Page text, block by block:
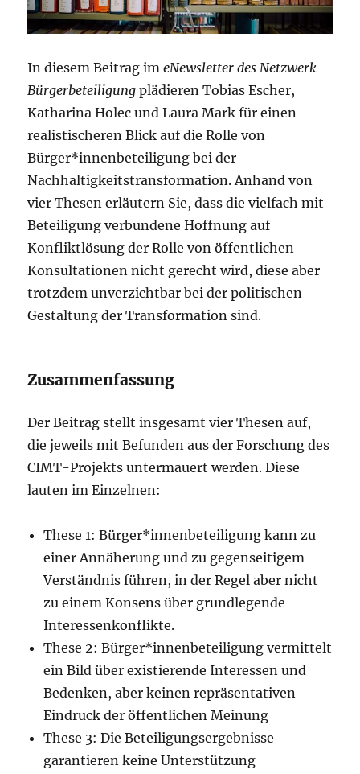
In diesem Beitrag imeNewsletter des Netzwerk
Bürgerbeteiligung plädieren Tobias Escher,
Katharina Holec und Laura Mark für einen
realistischeren Blick auf die Rolle von
Bürger*innenbeteiligung bei der
Nachhaltigkeitstransformation. Anhand von
vier Thesen erläutern Sie, dass die vielfach mit
Beteiligung verbundene Hoffnung auf
Konfliktlösung der Rolle von öffentlichen
Konsultationen nicht gerecht wird, diese aber
trotzdem unverzichtbar bei der politischen
Gestaltung der Transformation sind.
Zusammenfassung
Der Beitrag stellt insgesamt vier Thesen auf,
die jeweils mit Befunden aus der Forschung des
CIMT-Projekts untermauert werden. Diese
lauten im Einzelnen:
These 1: Bürger*innenbeteiligung kann zu
einer Annäherung und zu gegenseitigem
Verständnis führen, in der Regel aber nicht
zu einem Konsens über grundlegende
Interessenkonflikte.
These 2: Bürger*innenbeteiligung vermittelt
ein Bild über existierende Interessen und
Bedenken, aber keinen repräsentativen
Eindruck der öffentlichen Meinung
These 3: Die Beteiligungsergebnisse
garantieren keine Unterstützung